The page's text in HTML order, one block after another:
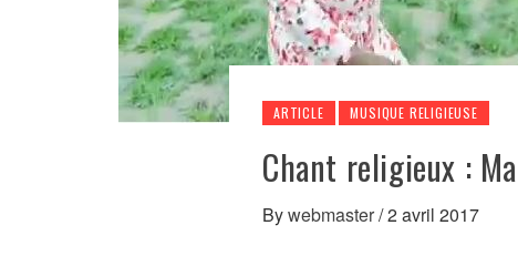
ARTICLE MUSIQUE RELIGIEUSE
Chant religieux :
Bywebmaster/2 avril 2017